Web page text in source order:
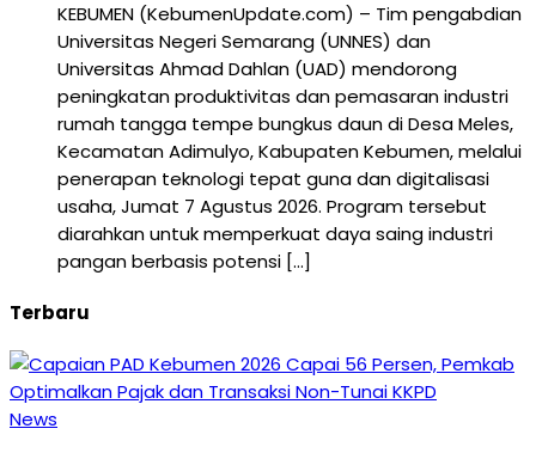
KEBUMEN (KebumenUpdate.com) – Tim pengabdian
Universitas Negeri Semarang (UNNES) dan
Universitas Ahmad Dahlan (UAD) mendorong
peningkatan produktivitas dan pemasaran industri
rumah tangga tempe bungkus daun di Desa Meles,
Kecamatan Adimulyo, Kabupaten Kebumen, melalui
penerapan teknologi tepat guna dan digitalisasi
usaha, Jumat 7 Agustus 2026. Program tersebut
diarahkan untuk memperkuat daya saing industri
pangan berbasis potensi […]
Terbaru
News